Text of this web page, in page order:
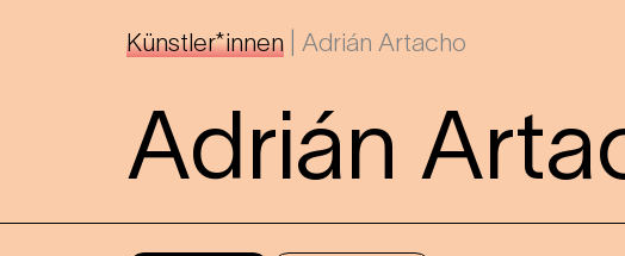
Künstler*innen Adrián Artacho
Adrián